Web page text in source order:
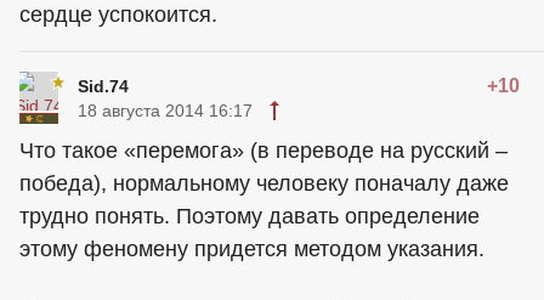
сердце успокоится.
Sid.74 +10
18 августа 2014 16:17
Что такое «перемога» (в переводе на русский –
победа), нормальному человеку поначалу даже
трудно понять. Поэтому давать определение
этому феномену придется методом указания.